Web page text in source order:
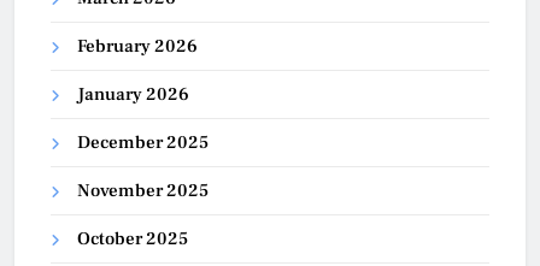
February 2026
January 2026
December 2025
November 2025
October 2025